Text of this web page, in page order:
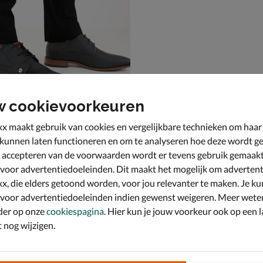
Triangle
schoenen - zwart
cookievoorkeuren
maakt gebruik van cookies en vergelijkbare technieken om
laten functioneren en om te analyseren hoe deze wordt
van de voorwaarden wordt er tevens gebruik
advertentiedoeleinden. Dit maakt het mogelijk om
die elders getoond worden, voor jou relevanter te maken. Je
advertentiedoeleinden indien gewenst weigeren. Meer
op onzecookiespagina. Hier kun je jouw voorkeur ook op een
nog wijzigen.